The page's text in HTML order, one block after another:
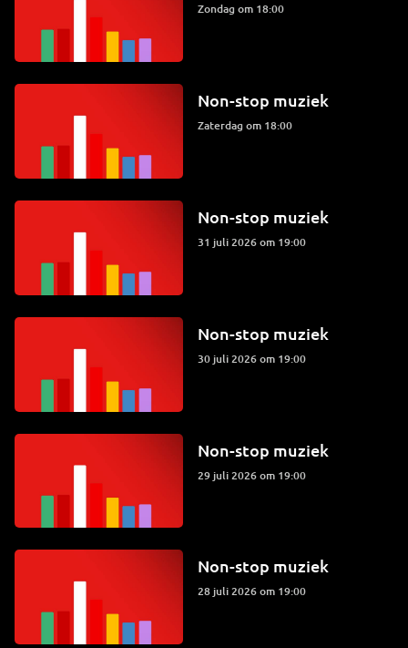
zondag om 18:00
Non-stop muziek
zaterdag om 18:00
Non-stop muziek
31 juli 2026 om 19:00
Non-stop muziek
30 juli 2026 om 19:00
Non-stop muziek
29 juli 2026 om 19:00
Non-stop muziek
28 juli 2026 om 19:00